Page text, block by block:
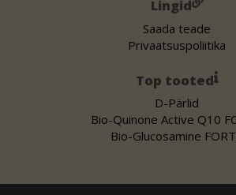
Lingid
Saada teade
Privaatsuspoliitika
Top tooted
D-Pärlid
Bio-Quinone Active Q10
Bio-Glucosamine